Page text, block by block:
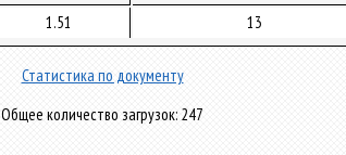
1.51 13
Статистика по документу
Общее количество загрузок: 247